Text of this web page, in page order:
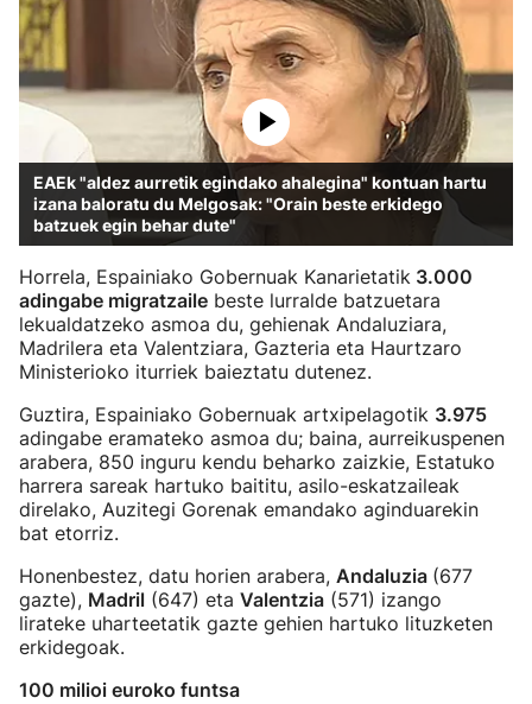
EAEk "aldez aurretik egindako ahalegina" kontuan hartu
izana baloratu du Melgosak: "Orain beste erkidego
batzuek egin behar dute"
Horrela, Espainiako Gobernuak Kanarietatik 3.000
adingabe migratzaile beste lurralde batzuetara
lekualdatzeko asmoa du, gehienak Andaluziara,
Madrilera eta Valentziara, Gazteria eta Haurtzaro
Ministerioko iturriek baieztatu dutenez.
Guztira, Espainiako Gobernuak artxipelagotik 3.975
adingabe eramateko asmoa du; baina, aurreikuspenen
arabera, 850 inguru kendu beharko zaizkie, Estatuko
harrera sareak hartuko baititu, asilo-eskatzaileak
direlako, Auzitegi Gorenak emandako aginduarekin
bat etorriz.
Honenbestez, datu horien arabera, Andaluzia (677
gazte), Madril (647) eta Valentzia (571) izango
lirateke uharteetatik gazte gehien hartuko lituzketen
erkidegoak.
100 milioi euroko funtsa